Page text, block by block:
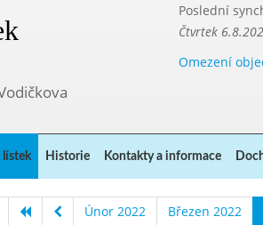
Poslední
Čtvrtek
Omezení
lístek Historie Kontakty a informace
Únor 2022 Březen 2022